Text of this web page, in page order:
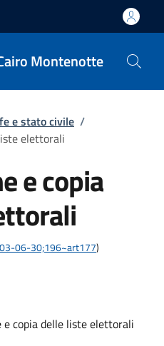
Montenotte
e stato civile /
elettorali
e copia
06-30;196~art177)
copia delle liste elettorali